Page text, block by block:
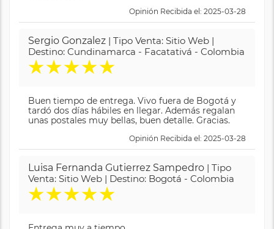
Opinión Recibida el: 2025-03-28
Sergio Gonzalez | Tipo Venta: Sitio Web |
Destino: Cundinamarca - Facatativá - Colombia
★★★★★
Buen tiempo de entrega. Vivo fuera de Bogotá y
tardó dos días hábiles en llegar. Además regalan
unas postales muy bellas, buen detalle. Gracias.
Opinión Recibida el: 2025-03-28
Luisa Fernanda Gutierrez Sampedro | Tipo
Venta: Sitio Web | Destino: Bogotá - Colombia
★★★★★